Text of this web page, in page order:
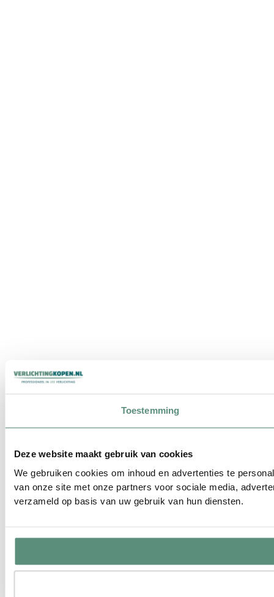
Toestemming
Deze website maakt gebruik van cookies
We gebruiken cookies om inhoud en advertenties te
van onze site met onze partners voor sociale media,
verzameld op basis van uw gebruik van hun diensten.